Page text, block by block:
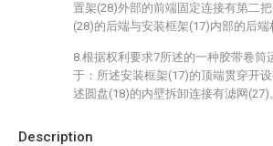
Description
置架(28)外部的前端固定连接有第二
(28)的后端与安装框架(17)内部的后端
8.根据权利要求7所述的一种胶带卷筒
于：所述安装框架(17)的顶端贯穿开
述圆盘(18)的内壁拆卸连接有滤网(27)